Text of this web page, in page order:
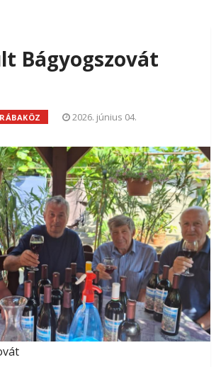
Bágyogszovát
RÁBAKÖZ 2026. június 04.